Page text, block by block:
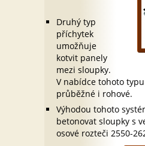
Druhý typ
příchytek
umožňuje
kotvit panely
mezi sloupky.
V nabídce tohoto
průběžné i rohové.
Výhodou tohoto
betonovat sloupky s
osové rozteči 2550-